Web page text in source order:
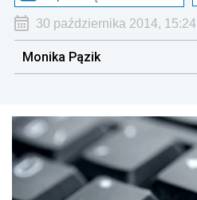
30 października 2014, 15:24
Monika Pązik